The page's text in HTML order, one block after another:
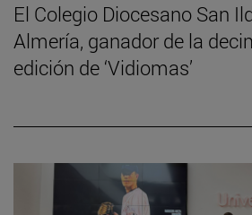
El Colegio Diocesano San
Almería, ganador de la
edición de ‘Vidiomas’